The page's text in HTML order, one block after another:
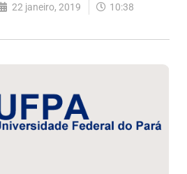
22 janeiro, 2019 10:38